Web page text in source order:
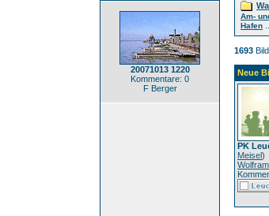
20071013 1220
Kommentare: 0
F Berger
Am-
Hafen
1693
Neue
PK
Meisel)